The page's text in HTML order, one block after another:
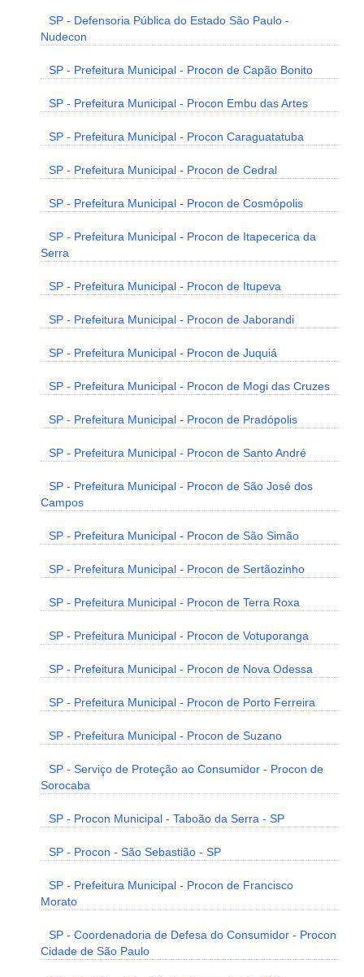
SP - Defensoria Pública do Estado São Paulo -
Nudecon
SP - Prefeitura Municipal - Procon de Capão Bonito
SP - Prefeitura Municipal - Procon Embu das Artes
SP - Prefeitura Municipal - Procon Caraguatatuba
SP - Prefeitura Municipal - Procon de Cedral
SP - Prefeitura Municipal - Procon de Cosmópolis
SP - Prefeitura Municipal - Procon de Itapecerica da
Serra
SP - Prefeitura Municipal - Procon de Itupeva
SP - Prefeitura Municipal - Procon de Jaborandi
SP - Prefeitura Municipal - Procon de Juquiá
SP - Prefeitura Municipal - Procon de Mogi das Cruzes
SP - Prefeitura Municipal - Procon de Pradópolis
SP - Prefeitura Municipal - Procon de Santo André
SP - Prefeitura Municipal - Procon de São José dos
Campos
SP - Prefeitura Municipal - Procon de São Simão
SP - Prefeitura Municipal - Procon de Sertãozinho
SP - Prefeitura Municipal - Procon de Terra Roxa
SP - Prefeitura Municipal - Procon de Votuporanga
SP - Prefeitura Municipal - Procon de Nova Odessa
SP - Prefeitura Municipal - Procon de Porto Ferreira
SP - Prefeitura Municipal - Procon de Suzano
SP - Serviço de Proteção ao Consumidor - Procon de
Sorocaba
SP - Procon Municipal - Taboão da Serra - SP
SP - Procon - São Sebastião - SP
SP - Prefeitura Municipal - Procon de Francisco
Morato
SP - Coordenadoria de Defesa do Consumidor - Procon
Cidade de São Paulo